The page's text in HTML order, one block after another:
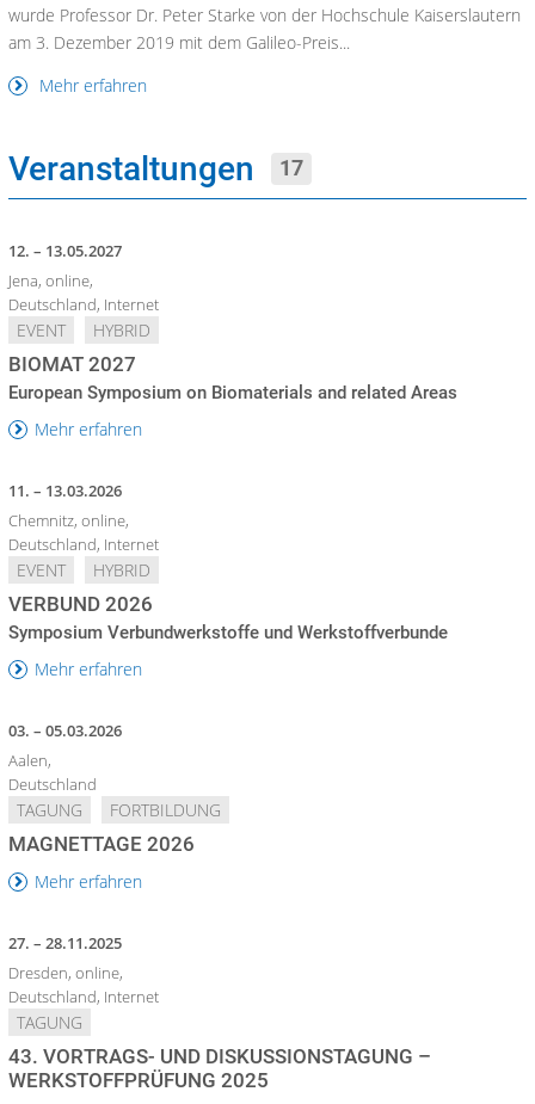
wurde Professor Dr. Peter Starke von der Hochschule Kaiserslautern
am 3. Dezember 2019 mit dem Galileo-Preis...
Mehr erfahren
Veranstaltungen 17
12. – 13.05.2027
Jena, online,
Deutschland, Internet
EVENT HYBRID
BIOMAT 2027
European Symposium on Biomaterials and related Areas
Mehr erfahren
11. – 13.03.2026
Chemnitz, online,
Deutschland, Internet
EVENT HYBRID
VERBUND 2026
Symposium Verbundwerkstoffe und Werkstoffverbunde
Mehr erfahren
03. – 05.03.2026
Aalen,
Deutschland
TAGUNG FORTBILDUNG
MAGNETTAGE 2026
Mehr erfahren
27. – 28.11.2025
Dresden, online,
Deutschland, Internet
TAGUNG
43. VORTRAGS- UND DISKUSSIONSTAGUNG –
WERKSTOFFPRÜFUNG 2025